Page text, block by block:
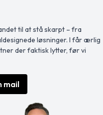
til at stå skarpt – fra
løsninger. I får ærlig
der faktisk lytter, før vi
mail